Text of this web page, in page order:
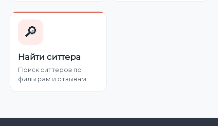
🔎
Найти ситтера
Поиск ситтеров по
фильтрам и отзывам